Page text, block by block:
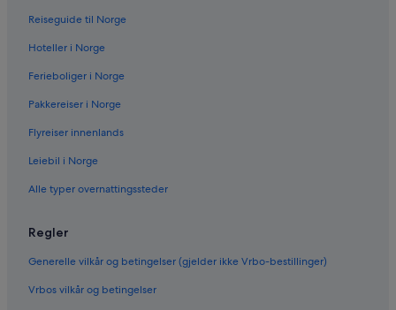
Reiseguide til Norge
Hoteller i Norge
Ferieboliger i Norge
Pakkereiser i Norge
Flyreiser innenlands
Leiebil i Norge
Alle typer overnattingssteder
Regler
Generelle vilkår og betingelser (gjelder ikke Vrbo-bestillinger)
Vrbos vilkår og betingelser